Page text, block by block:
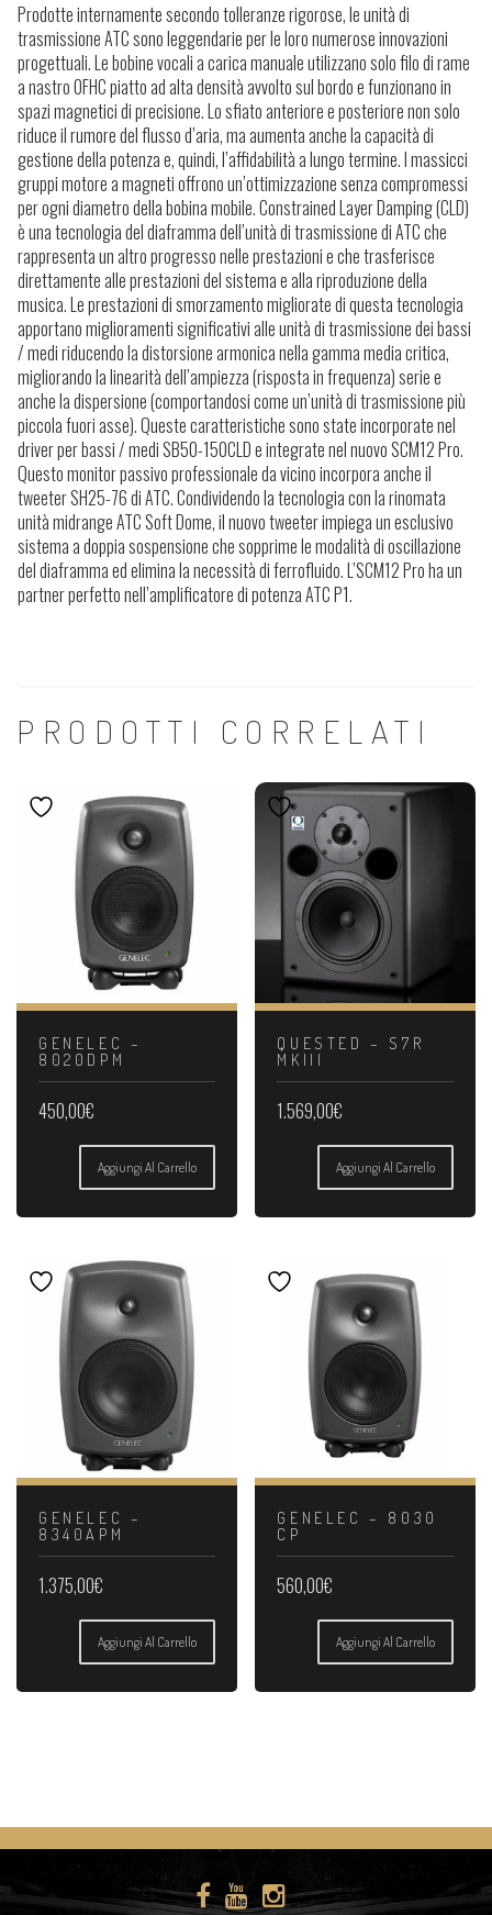
Prodotte internamente secondo tolleranze rigorose, le unità di
trasmissione ATC sono leggendarie per le loro numerose innovazioni
progettuali. Le bobine vocali a carica manuale utilizzano solo filo di rame
a nastro OFHC piatto ad alta densità avvolto sul bordo e funzionano in
spazi magnetici di precisione. Lo sfiato anteriore e posteriore non solo
riduce il rumore del flusso d’aria, ma aumenta anche la capacità di
gestione della potenza e, quindi, l’affidabilità a lungo termine. I massicci
gruppi motore a magneti offrono un’ottimizzazione senza compromessi
per ogni diametro della bobina mobile. Constrained Layer Damping (CLD)
è una tecnologia del diaframma dell’unità di trasmissione di ATC che
rappresenta un altro progresso nelle prestazioni e che trasferisce
direttamente alle prestazioni del sistema e alla riproduzione della
musica. Le prestazioni di smorzamento migliorate di questa tecnologia
apportano miglioramenti significativi alle unità di trasmissione dei bassi
/ medi riducendo la distorsione armonica nella gamma media critica,
migliorando la linearità dell’ampiezza (risposta in frequenza) serie e
anche la dispersione (comportandosi come un’unità di trasmissione più
piccola fuori asse). Queste caratteristiche sono state incorporate nel
driver per bassi / medi SB50-150CLD e integrate nel nuovo SCM12 Pro.
Questo monitor passivo professionale da vicino incorpora anche il
tweeter SH25-76 di ATC. Condividendo la tecnologia con la rinomata
unità midrange ATC Soft Dome, il nuovo tweeter impiega un esclusivo
sistema a doppia sospensione che sopprime le modalità di oscillazione
del diaframma ed elimina la necessità di ferrofluido. L’SCM12 Pro ha un
partner perfetto nell’amplificatore di potenza ATC P1.
PRODOTTI CORRELATI
GENELEC –
8020DPM
450,00€
Aggiungi Al Carrello
QUESTED – S7R
MKIII
1.569,00€
Aggiungi Al Carrello
GENELEC –
8340APM
1.375,00€
Aggiungi Al Carrello
GENELEC – 8030
CP
560,00€
Aggiungi Al Carrello